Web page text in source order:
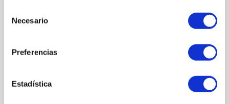
Necesario
Preferencias
Estadística
: estimulan
la síntesis de colágeno y elastina, mejorando la firmeza y
Niacinamida
: unifica el tono, aclara ojeras y protege frente al
estrés oxidativo.
profundidad y rellena arrugas finas.
: nutren, calman y refuerzan